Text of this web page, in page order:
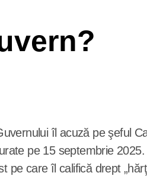
pe 15 septembrie
care îl califică drept